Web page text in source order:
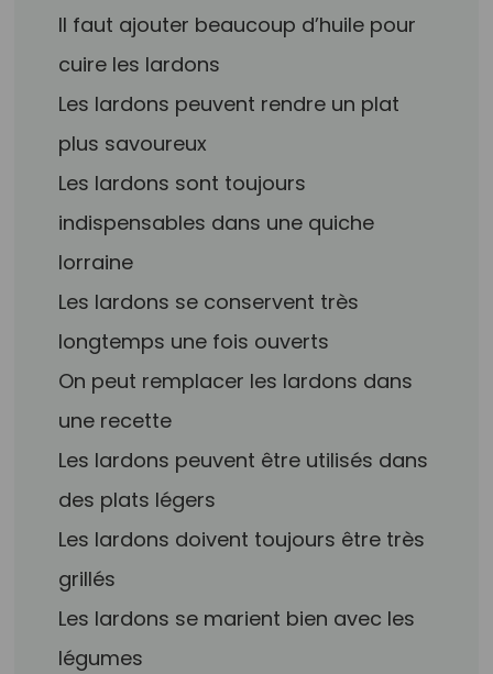
Il faut ajouter beaucoup d’huile pour
cuire les lardons
Les lardons peuvent rendre un plat
plus savoureux
Les lardons sont toujours
indispensables dans une quiche
lorraine
Les lardons se conservent très
longtemps une fois ouverts
On peut remplacer les lardons dans
une recette
Les lardons peuvent être utilisés dans
des plats légers
Les lardons doivent toujours être très
grillés
Les lardons se marient bien avec les
légumes